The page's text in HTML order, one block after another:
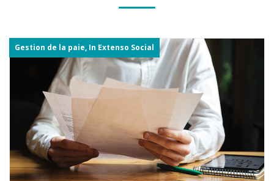
Gestion de la paie, In Extenso Social